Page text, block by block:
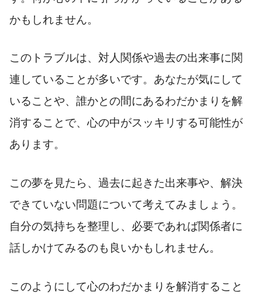
かもしれません。
このトラブルは、対人関係や過去の出来事に関
連していることが多いです。あなたが気にして
いることや、誰かとの間にあるわだかまりを解
消することで、心の中がスッキリする可能性が
あります。
この夢を見たら、過去に起きた出来事や、解決
できていない問題について考えてみましょう。
自分の気持ちを整理し、必要であれば関係者に
話しかけてみるのも良いかもしれません。
このようにして心のわだかまりを解消すること